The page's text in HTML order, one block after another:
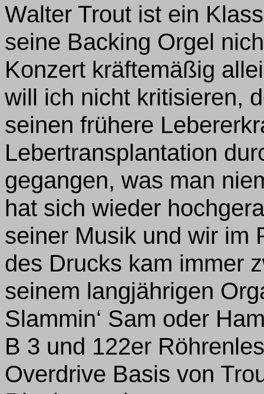
Walter Trout ist ein
seine Backing Orgel
Konzert kräftemäßig
will ich nicht kritisieren,
seinen frühere
Lebertransplantation
gegangen, was man
hat sich wieder
seiner Musik und wir im
des Drucks kam immer
seinem langjährigen
Slammin‘ Sam oder
B 3 und 122er
Overdrive Basis von